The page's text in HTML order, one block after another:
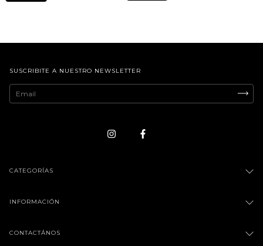
SUSCRIBITE A NUESTRO NEWSLETTER
CATEGORÍAS
INFORMACIÓN
CONTACTÁNOS